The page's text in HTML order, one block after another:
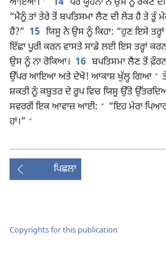
ਆਇਆ।
14 ਪਰ ਯੂਹੰਨਾ ਨੇ ਉਸ ਨੂੰ ਰੋਕਣ
“ਮੈਨੂੰ ਤਾਂ ਤੇਰੇ ਤੋਂ ਬਪਤਿਸਮਾ ਲੈਣ ਦੀ ਲੋੜ ਹੈ ਤੇ
ਹੈਂ?” 15 ਯਿਸੂ ਨੇ ਉਸ ਨੂੰ ਕਿਹਾ: “ਹੁਣ ਇਸੇ
ਇੱਛਾ ਪੂਰੀ ਕਰਨ ਵਾਸਤੇ ਸਾਡੇ ਲਈ ਇਸ ਤਰ੍ਹਾਂ
ਉਸ ਨੂੰ ਨਾ ਰੋਕਿਆ। 16 ਬਪਤਿਸਮਾ ਲੈਣ ਤੋਂ
ਉੱਪਰ ਆਇਆ ਅਤੇ ਦੇਖੋ! ਆਕਾਸ਼ ਖੁੱਲ੍ਹ ਗਿਆ +
ਸ਼ਕਤੀ ਨੂੰ ਕਬੂਤਰ ਦੇ ਰੂਪ ਵਿਚ ਯਿਸੂ ਉੱਤੇ
ਸਵਰਗੋਂ ਇਕ ਆਵਾਜ਼ ਆਈ: + “ਇਹ ਮੇਰਾ
ਹਾਂ।” +
ਪਿਛਲਾ
Copyrights for this publication